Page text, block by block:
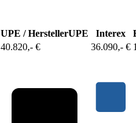
UPE / HerstellerUPE Interex
40.820,- € 36.090,- €